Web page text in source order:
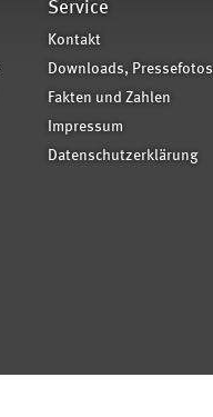
Service
Kontakt
Downloads, Pressefotos
Fakten und Zahlen
Impressum
Datenschutzerklärung